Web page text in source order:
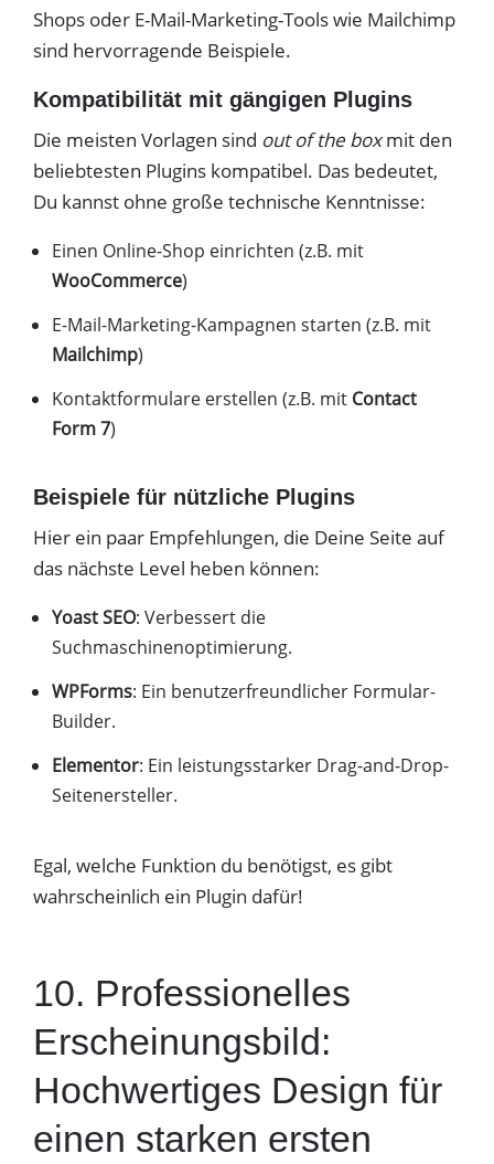
Shops oder E-Mail-Marketing-Tools wie Mailchimp
sind hervorragende Beispiele.
Kompatibilität mit gängigen Plugins
Die meisten Vorlagen sind out of the boxmit den
beliebtesten Plugins kompatibel. Das bedeutet,
Du kannst ohne große technische Kenntnisse:
Einen Online-Shop einrichten (z.B. mit
WooCommerce)
E-Mail-Marketing-Kampagnen starten (z.B. mit
Mailchimp)
Kontaktformulare erstellen (z.B. mit Contact
Form 7)
Beispiele für nützliche Plugins
Hier ein paar Empfehlungen, die Deine Seite auf
das nächste Level heben können:
Yoast SEO: Verbessert die
Suchmaschinenoptimierung.
WPForms: Ein benutzerfreundlicher Formular-
Builder.
Elementor: Ein leistungsstarker Drag-and-Drop-
Seitenersteller.
Egal, welche Funktion du benötigst, es gibt
wahrscheinlich ein Plugin dafür!
10. Professionelles
Erscheinungsbild:
Hochwertiges Design für
einen starken ersten